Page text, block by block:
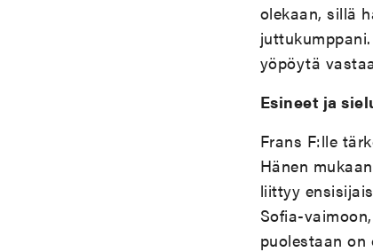
olekaan, sillä
yöpöytä
Esineet ja
Frans F:lle
Hänen
liittyy
Sofia-
puolestaan on